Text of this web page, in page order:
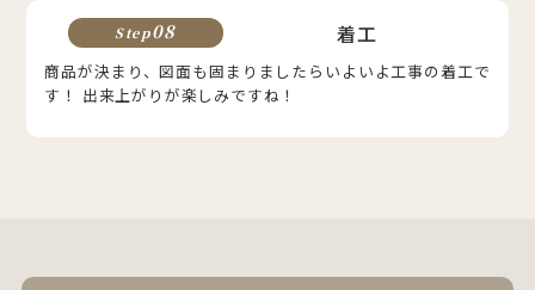
Step08 着工
商品が決まり、図面も固まりましたらいよいよ工事の着工で
す！ 出来上がりが楽しみですね！